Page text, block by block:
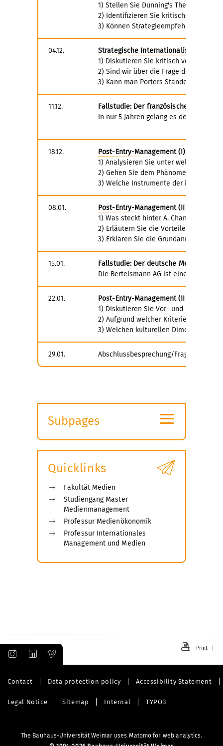
1) Stellen Sie Dunning's Theorie von "A
2) Identifizieren Sie kritische Punkte,
3) Können Strategieempfehlungen für
04.12.
Strategische
1) Diskutieren Sie kritisch vor dem
2) Sind wir über die Frage der
3) Kann man Porters Standortmodell
11.12.
Fallstudie: Der französische
In nur 5 Jahren gelang es dem
18.12.
Post-Entry-Management (I) -
1) Analysieren Sie unter welchen
2) Gehen Sie dem Phänomen nach,
3) Welche Instrumente der
08.01.
Post-Entry-Management (II) -
1) Was steckt hinter A. Chandlers
2) Erläutern Sie die Vorteile einer
3) Erklären Sie die Grundannahmen
15.01.
Fallstudie: Der deutsche Medienriese
Die Bertelsmann AG ist einer der
22.01.
Post-Entry-Management (III) -
1) Diskutieren Sie Vor- und Nachteile
2) Aufgrund welcher Kriterien würden
3) Welchen kulturellen Dimensionen
29.01. Abschlussbesprechung/Fragestunde
Subpages
submenu
≡
Quicklinks
Fakultät Medien
Studiengang Master
Medienmanagement
Professur Medienökonomik
Professur Internationales
Management und Medien
Print
Contact Data protection policy Accessibility Statement
Legal Notice Sitemap Internal TYPO3
The Bauhaus-Universität Weimar uses Matomo for web analytics.